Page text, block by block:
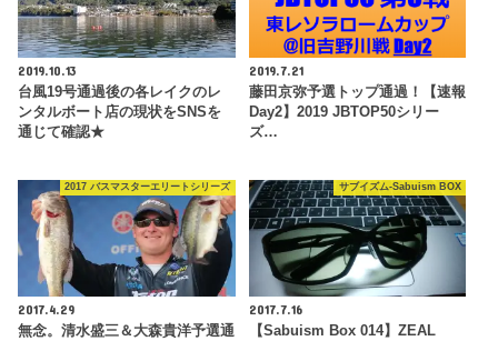
2019.10.13
台風19号通過後の各レイクのレ
ンタルボート店の現状をSNSを
通じて確認★
2019.7.21
藤田京弥予選トップ通過！【速報
Day2】2019 JBTOP50シリー
ズ…
2017 バスマスターエリートシリーズ
2017.4.29
無念。清水盛三＆大森貴洋予選通
サブイズム-Sabuism BOX
2017.7.16
【Sabuism Box 014】ZEAL